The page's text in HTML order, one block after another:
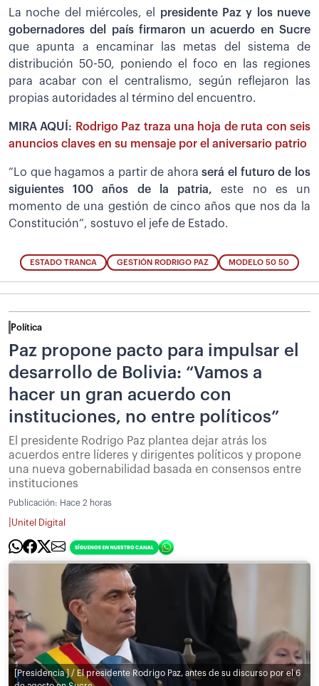
La noche del miércoles, el presidente Paz y los nueve
gobernadores del país firmaron un acuerdo en Sucre
que apunta a encaminar las metas del sistema de
distribución 50-50, poniendo el foco en las regiones
para acabar con el centralismo, según reflejaron las
propias autoridades al término del encuentro.
MIRA AQUÍ: Rodrigo Paz traza una hoja de ruta con seis
anuncios claves en su mensaje por el aniversario patrio
“Lo que hagamos a partir de ahoraserá el futuro de los
siguientes 100 años de la patria, este no es un
momento de una gestión de cinco años que nos da la
Constitución”, sostuvo el jefe de Estado.
ESTADO TRANCA GESTIÓN RODRIGO PAZ MODELO 50 50
Política
Paz propone pacto para impulsar el
desarrollo de Bolivia: “Vamos a
hacer un gran acuerdo con
instituciones, no entre políticos”
El presidente Rodrigo Paz plantea dejar atrás los
acuerdos entre líderes y dirigentes políticos y propone
una nueva gobernabilidad basada en consensos entre
instituciones
Publicación: Hace 2 horas
Unitel Digital
[Presidencia ] / El presidente Rodrigo Paz, antes de su discurso por el 6